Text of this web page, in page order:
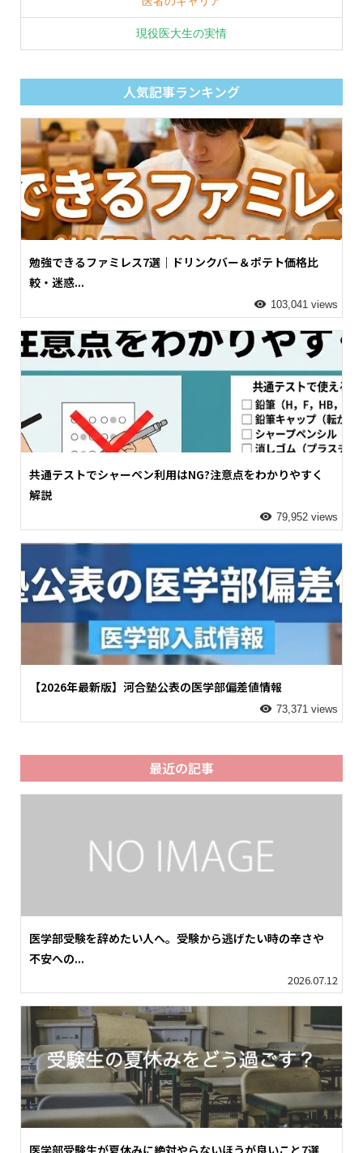
現役医大生の実情
人気記事ランキング
勉強できるファミレス7選｜ドリンクバー＆ポテト価格比
較・迷惑...
103,041 views
共通テストでシャーペン利用はNG?注意点をわかりやすく
解説
79,952 views
【2026年最新版】河合塾公表の医学部偏差値情報
73,371 views
最近の記事
医学部受験を辞めたい人へ。受験から逃げたい時の辛さや
不安への...
2026.07.12
医学部受験生が夏休みに絶対やらないほうが良いこと7選